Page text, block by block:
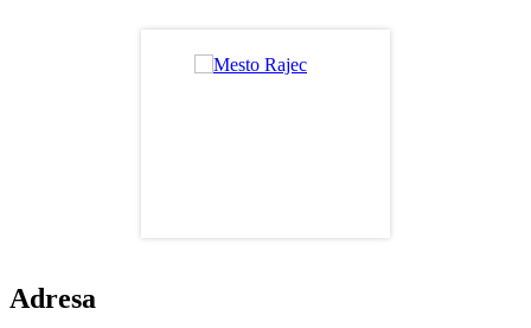
Adresa